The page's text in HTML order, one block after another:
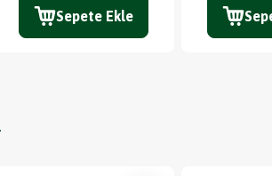
Sepete Ekle